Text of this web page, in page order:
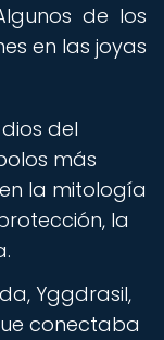
de los
en las joyas
del
más
la mitología
la
Yggdrasil,
conectaba